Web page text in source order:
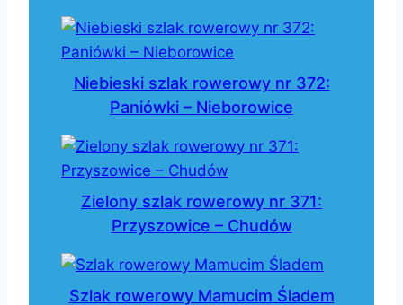
Niebieski szlak rowerowy nr 372:
Paniówki – Nieborowice
Zielony szlak rowerowy nr 371:
Przyszowice – Chudów
Szlak rowerowy Mamucim Śladem